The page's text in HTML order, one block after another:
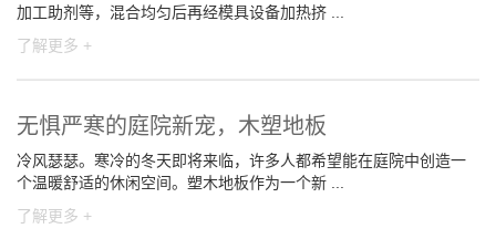
加工助剂等，混合均匀后再经模具设备加热挤 ...
了解更多 +
无惧严寒的庭院新宠，木塑地板
冷风瑟瑟。寒冷的冬天即将来临，许多人都希望能在庭院中创造一
个温暖舒适的休闲空间。塑木地板作为一个新 ...
了解更多 +